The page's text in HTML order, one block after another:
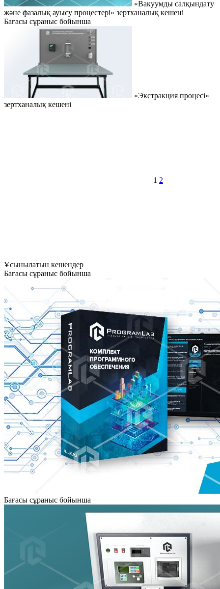
«Вакуумды салқындату
және фазалық ауысу процестері» зертханалық кешені
Бағасы сұраныс бойынша
«Экстракция процесі»
зертханалық кешені
1 2
Ұсынылатын кешендер
Бағасы сұраныс бойынша
Бағасы сұраныс бойынша